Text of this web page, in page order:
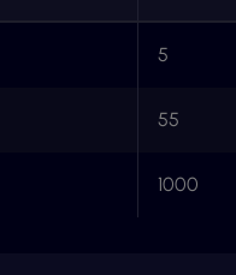
5
55
1000